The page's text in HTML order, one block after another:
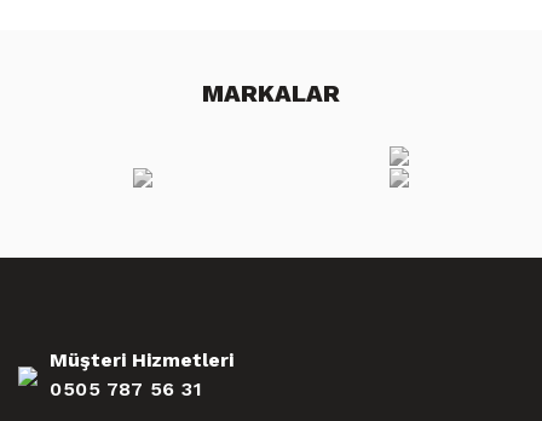
MARKALAR
Müşteri Hizmetleri
0505 787 56 31